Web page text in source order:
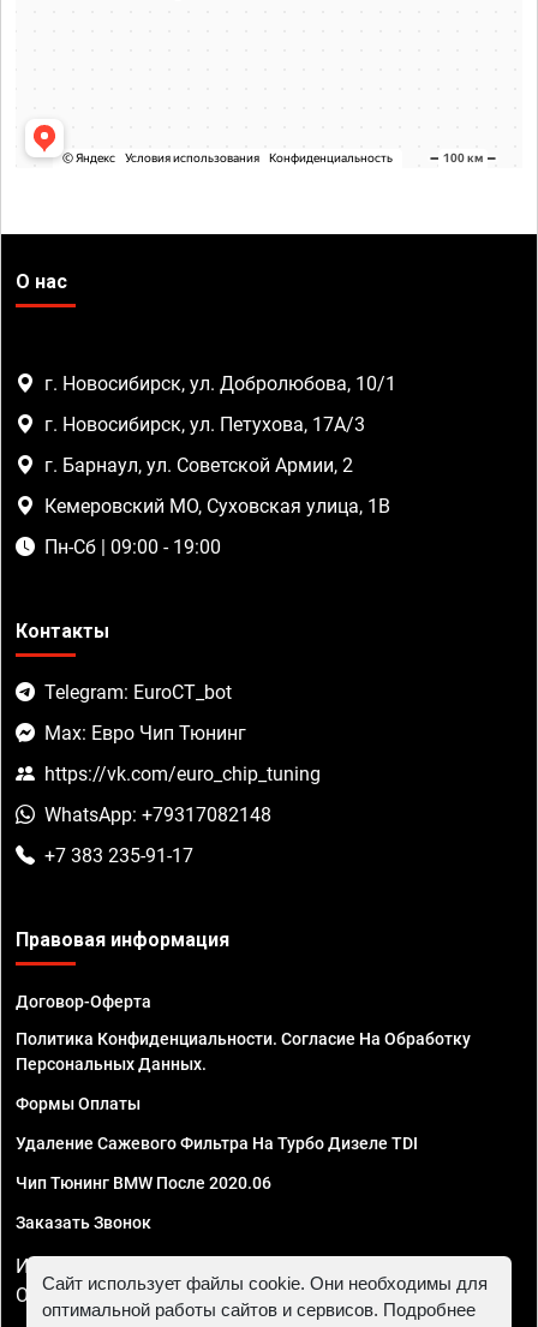
О нас
г. Новосибирск, ул. Добролюбова, 10/1
г. Новосибирск, ул. Петухова, 17А/3
г. Барнаул, ул. Советской Армии, 2
Кемеровский МО, Суховская улица, 1В
Пн-Сб | 09:00 - 19:00
Контакты
Telegram: EuroCT_bot
Max: Евро Чип Тюнинг
https://vk.com/euro_chip_tuning
WhatsApp: +79317082148
+7 383 235-91-17
Правовая информация
Договор-Оферта
Политика Конфиденциальности. Согласие На Обработку
Персональных Данных.
Формы Оплаты
Удаление Сажевого Фильтра На Турбо Дизеле TDI
Чип Тюнинг BMW После 2020.06
Заказать Звонок
ИП Смирнов Георгий Павлович. ИНН 781302555843,
ОГРНИП 324470400032610
Сайт использует файлы cookie. Они необходимы для
оптимальной работы сайтов и сервисов. Подробнее